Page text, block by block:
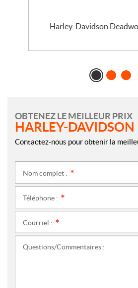
Harley-Davidson
OBTENEZ LE MEILLEUR PRIX
HARLEY-DAVIDSON
Contactez-nous pour obtenir la
Nom complet :
Téléphone :
Courriel :
Questions/Commentaires :